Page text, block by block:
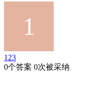
123
0个答案 0次被采纳